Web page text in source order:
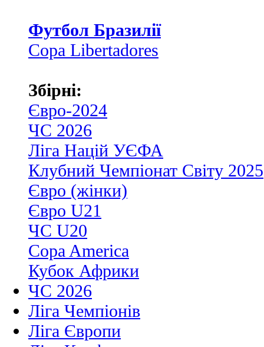
Футбол Бразилії
Copa Libertadores
Збірні:
Євро-2024
ЧС 2026
Ліга Націй УЄФА
Клубний Чемпіонат Світу 2025
Євро (жінки)
Євро U21
ЧС U20
Copa America
Кубок Африки
ЧС 2026
Ліга Чемпіонів
Ліга Європи